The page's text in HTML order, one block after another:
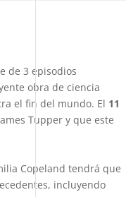
de 3 episodios
obra de ciencia
el fin del mundo. El 11
Tupper y que este
Copeland tendrá que
incluyendo